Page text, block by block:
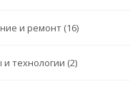
и ремонт (16)
и технологии (2)